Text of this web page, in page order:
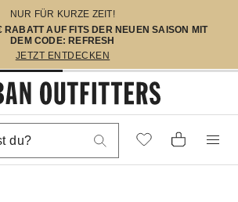
NUR FÜR KURZE ZEIT!
RABATT AUF FITS DER NEUEN SAISON MIT
DEM CODE: REFRESH
JETZT ENTDECKEN